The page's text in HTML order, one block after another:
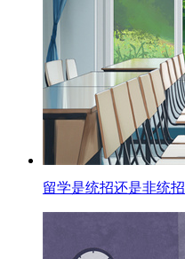
留学是统招还是非统招